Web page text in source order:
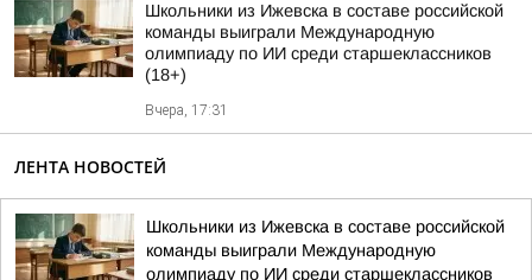
Школьники из Ижевска в составе российской
команды выиграли Международную
олимпиаду по ИИ среди старшеклассников
(18+)
Вчера, 17:31
ЛЕНТА НОВОСТЕЙ
Школьники из Ижевска в составе российской
команды выиграли Международную
олимпиаду по ИИ среди старшеклассников